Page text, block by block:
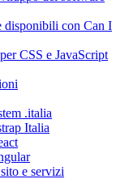
disponibili con Can I
CSS e JavaScript
.italia
Italia
e servizi